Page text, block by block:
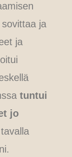
ja
ja
tuntui
jo